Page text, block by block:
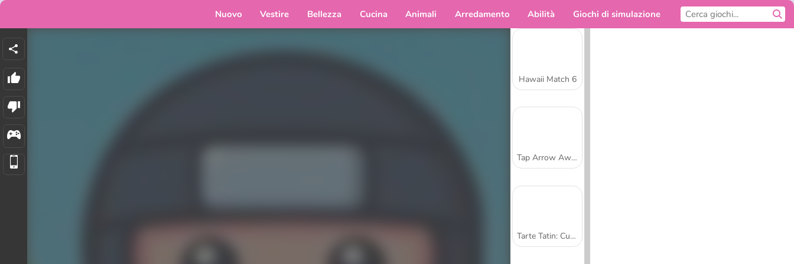
Nuovo Vestire Bellezza Cucina Animali Arredamento Abilità Giochi di simulazione
Hawaii Match 6
Tap Arrow Away
Tarte Tatin: Cucina con Sara